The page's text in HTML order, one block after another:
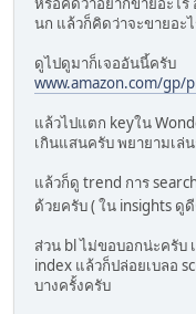
นก แล้วก็คิดว่าจะขายอะ
ดูไปดูมาก็เจออันนี้ครับ
www.amazon.com/gp/
แล้วไปแตก keyใน
เกินแสนครับ พยายามเล่
แล้วก็ดู trend การ
ด้วยครับ ( ใน insights
ส่วน bl ไม่ขอบอกน่ะครั
index แล้วก็ปล่อยเบลอ
บางครั้งครับ